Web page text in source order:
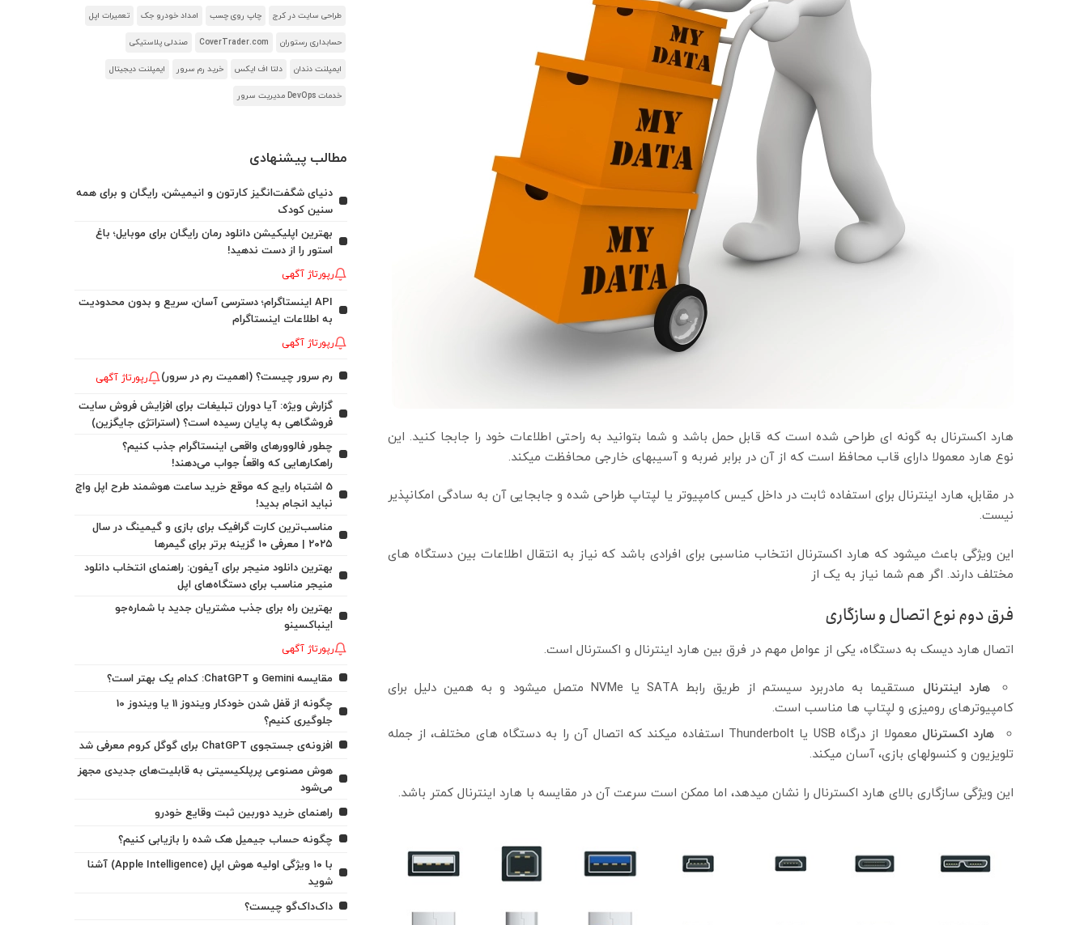
هارد اکسترنال به گونه ای طراحی شده است که قابل حمل باشد و شما بتوانید به راحتی اطلاعات خود را جابجا کنید. این
نوع هارد معمولا دارای قاب محافظ است که از آن در برابر ضربه و آسیبهای خارجی محافظت میکند.
در مقابل، هارد اینترنال برای استفاده ثابت در داخل کیس کامپیوتر یا لپتاپ طراحی شده و جابجایی آن به سادگی امکانپذیر
نیست.
این ویژگی باعث میشود که هارد اکسترنال انتخاب مناسبی برای افرادی باشد که نیاز به انتقال اطلاعات بین دستگاه های
مختلف دارند. اگر هم شما نیاز به یک از
فرق دوم نوع اتصال و سازگاری
اتصال هارد دیسک به دستگاه، یکی از عوامل مهم در فرق بین هارد اینترنال و اکسترنال است.
هارد اینترنال
مستقیما به مادربرد سیستم از طریق رابط SATA یا NVMe متصل میشود و به همین دلیل برای
کامپیوترهای رومیزی و لپتاپ ها مناسب است.
هارد اکسترنال
معمولا از درگاه USB یا Thunderbolt استفاده میکند که اتصال آن را به دستگاه های مختلف، از جمله
تلویزیون و کنسولهای بازی، آسان میکند.
این ویژگی سازگاری بالای هارد اکسترنال را نشان میدهد، اما ممکن است سرعت آن در مقایسه با هارد اینترنال کمتر باشد.
طراحی سایت در کرج چاپ روی چسب امداد خودرو جک تعمیرات اپل
حسابداری رستوران CoverTrader.com صندلی پلاستیکی
ایمپلنت دندان دلتا اف ایکس خرید رم سرور ایمپلنت دیجیتال
خدمات DevOps مدیریت سرور
مطالب پیشنهادی
دنیای شگفت‌انگیز کارتون و انیمیشن، رایگان و برای همه
سنین کودک
بهترین اپلیکیشن دانلود رمان رایگان برای موبایل؛ باغ
استور را از دست ندهید!
رپورتاژ آگهی
API اینستاگرام؛ دسترسی آسان، سریع و بدون محدودیت
به اطلاعات اینستاگرام
رپورتاژ آگهی
رم سرور چیست؟ (اهمیت رم در سرور) رپورتاژ آگهی
گزارش ویژه: آیا دوران تبلیغات برای افزایش فروش سایت
فروشگاهی به پایان رسیده است؟ (استراتژی جایگزین)
چطور فالوورهای واقعی اینستاگرام جذب کنیم؟
راهکارهایی که واقعاً جواب می‌دهند!
5 اشتباه رایج که موقع خرید ساعت هوشمند طرح اپل واچ
نباید انجام بدید!
مناسب‌ترین کارت گرافیک برای بازی و گیمینگ در سال
۲۰۲۵ | معرفی ۱۰ گزینه برتر برای گیمرها
بهترین دانلود منیجر برای آیفون: راهنمای انتخاب دانلود
منیجر مناسب برای دستگاه‌های اپل
بهترین راه برای جذب مشتریان جدید با شماره‌جو
اینباکسینو
رپورتاژ آگهی
مقایسه Gemini و ChatGPT: کدام یک بهتر است؟
چگونه از قفل شدن خودکار ویندوز 11 یا ویندوز 10
جلوگیری کنیم؟
افزونه‌ی جستجوی ChatGPT برای گوگل کروم معرفی شد
هوش مصنوعی پرپلکیسیتی به قابلیت‌های جدیدی مجهز
می‌شود
راهنمای خرید دوربین ثبت وقایع خودرو
چگونه حساب جیمیل هک شده را بازیابی کنیم؟
با ۱۰ ویژگی اولیه هوش اپل (Apple Intelligence) آشنا
شوید
داک‌داک‌گو چیست؟